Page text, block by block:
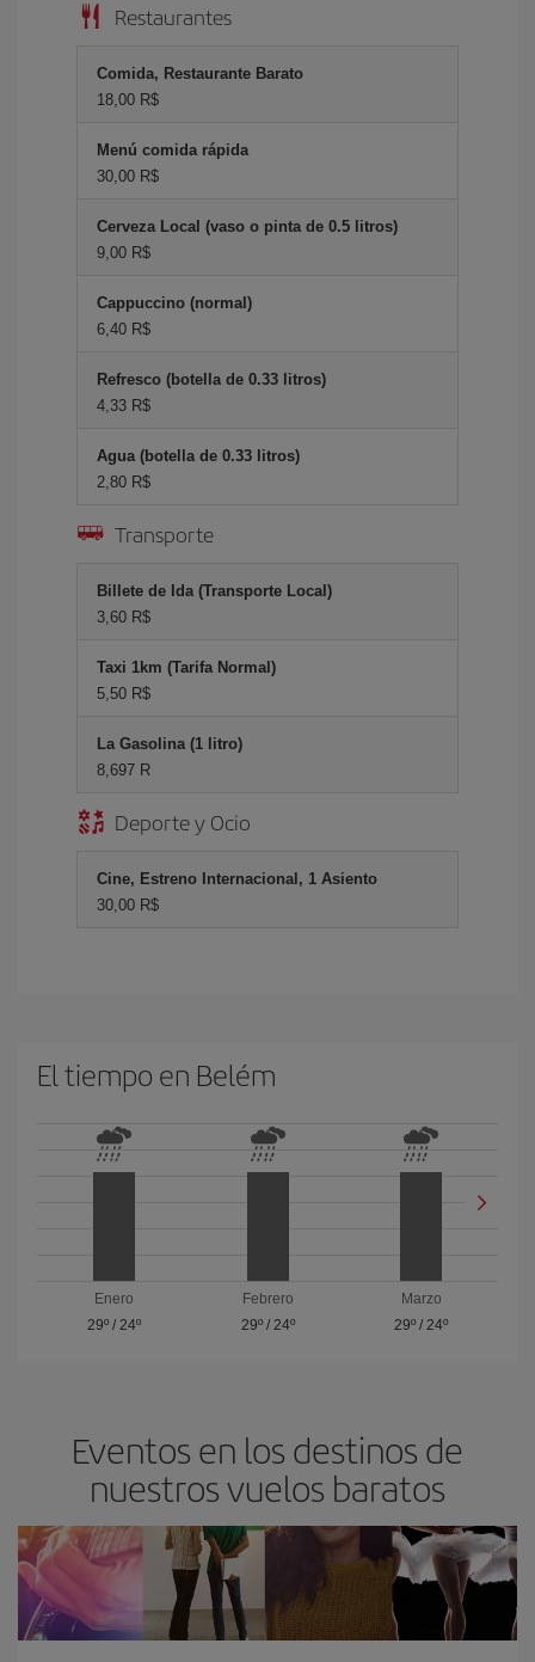
Restaurantes
Comida, Restaurante Barato
18,00 R$
Menú comida rápida
30,00 R$
Cerveza Local (vaso o pinta de 0.5 litros)
9,00 R$
Cappuccino (normal)
6,40 R$
Refresco (botella de 0.33 litros)
4,33 R$
Agua (botella de 0.33 litros)
2,80 R$
Transporte
Billete de Ida (Transporte Local)
3,60 R$
Taxi 1km (Tarifa Normal)
5,50 R$
La Gasolina (1 litro)
8,697 R
Deporte y Ocio
Cine, Estreno Internacional, 1 Asiento
30,00 R$
El tiempo en Belém
Enero
29º/ 24º
Febrero
29º/ 24º
Marzo
29º / 24º
Eventos en los destinos de
nuestros vuelos baratos